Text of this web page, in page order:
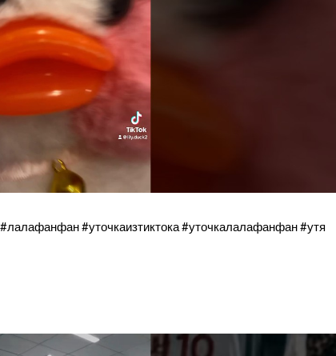
#уточкаизтиктока #уточкалалафанфан #утя